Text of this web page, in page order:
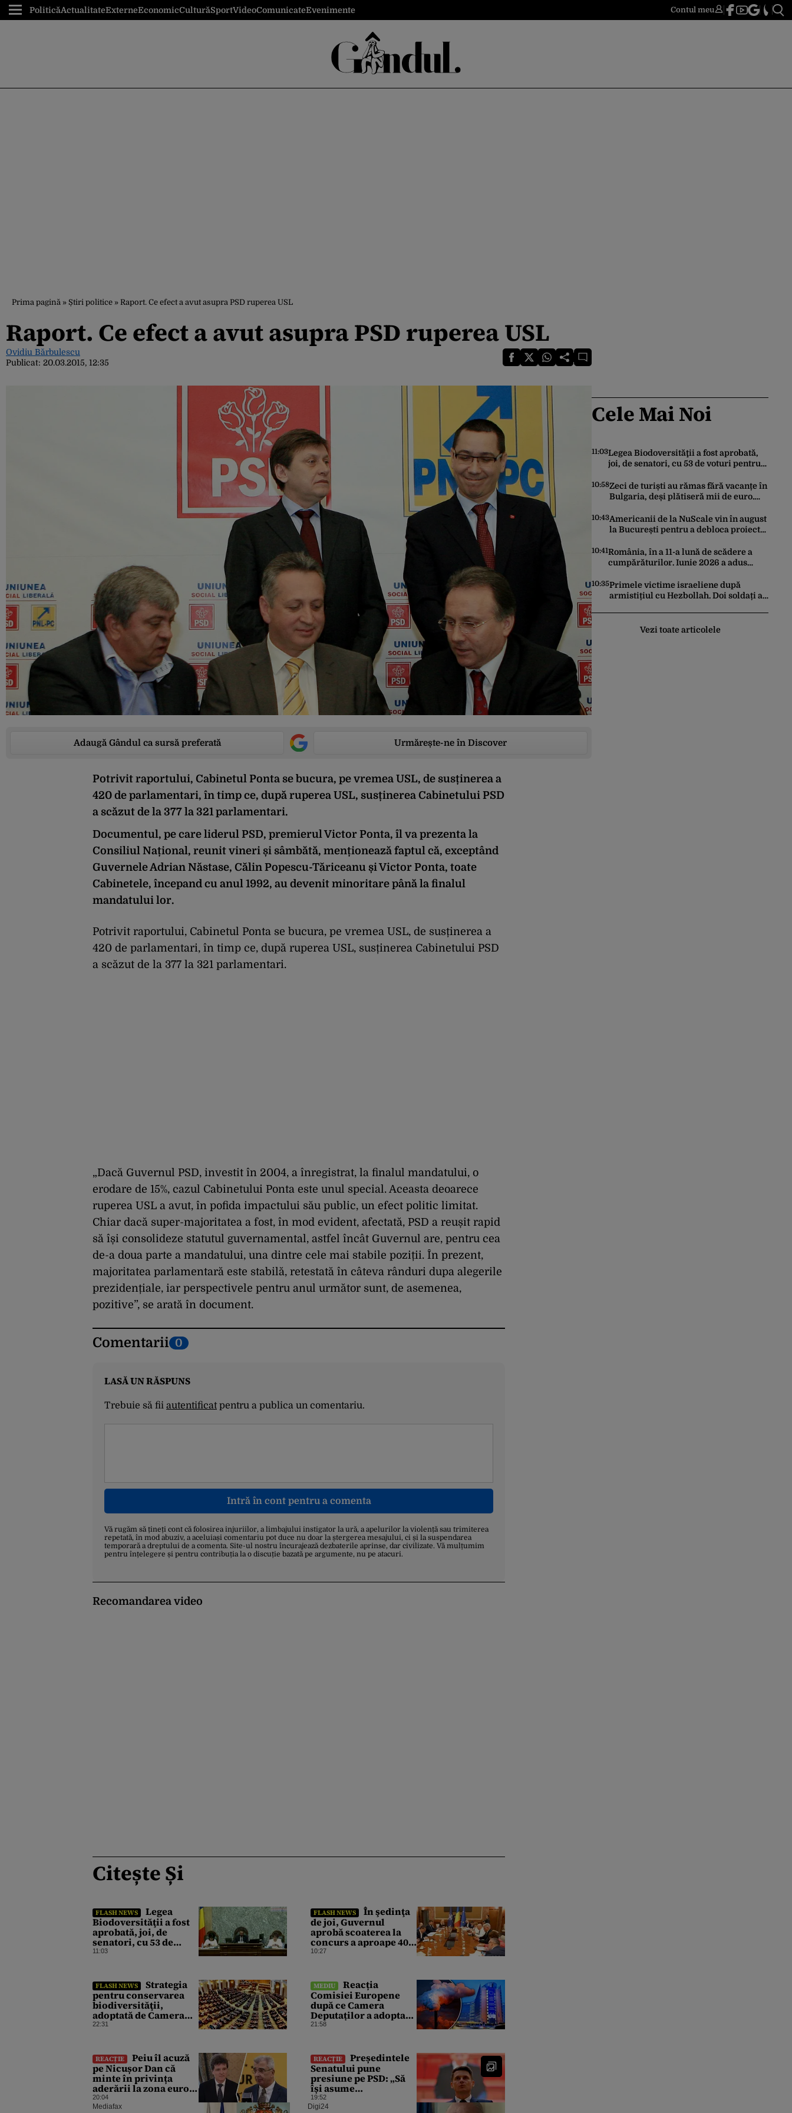
PoliticăActualitateExterneEconomicCulturăSportVideoComunicateEvenimente Contul meu
Prima pagină » Știri politice » Raport. Ce efect a avut asupra PSD ruperea USL
Raport. Ce efect a avut asupra PSD ruperea USL
Ovidiu Bărbulescu
Publicat: 20.03.2015, 12:35
Adaugă Gândul ca sursă preferată Urmărește-ne în Discover
Potrivit raportului, Cabinetul Ponta se bucura, pe vremea USL, de susținerea a
420 de parlamentari, în timp ce, după ruperea USL, susținerea Cabinetului PSD
a scăzut de la 377 la 321 parlamentari.
Documentul, pe care liderul PSD, premierul Victor Ponta, îl va prezenta la
Consiliul Național, reunit vineri și sâmbătă, menționează faptul că, exceptând
Guvernele Adrian Năstase, Călin Popescu-Tăriceanu și Victor Ponta, toate
Cabinetele, începand cu anul 1992, au devenit minoritare până la finalul
mandatului lor.
Potrivit raportului, Cabinetul Ponta se bucura, pe vremea USL, de susținerea a
420 de parlamentari, în timp ce, după ruperea USL, susținerea Cabinetului PSD
a scăzut de la 377 la 321 parlamentari.
„Dacă Guvernul PSD, investit în 2004, a înregistrat, la finalul mandatului, o
erodare de 15%, cazul Cabinetului Ponta este unul special. Aceasta deoarece
ruperea USL a avut, în pofida impactului său public, un efect politic limitat.
Chiar dacă super-majoritatea a fost, în mod evident, afectată, PSD a reușit rapid
să își consolideze statutul guvernamental, astfel încât Guvernul are, pentru cea
de-a doua parte a mandatului, una dintre cele mai stabile poziții. În prezent,
majoritatea parlamentară este stabilă, retestată în câteva rânduri dupa alegerile
prezidențiale, iar perspectivele pentru anul următor sunt, de asemenea,
pozitive”, se arată în document.
Comentarii 0
LASĂ UN RĂSPUNS
Trebuie să fii autentificatpentru a publica un comentariu.
Intră în cont pentru a comenta
Vă rugăm să țineți cont că folosirea injuriilor, a limbajului instigator la ură, a apelurilor la violență sau trimiterea
repetată, în mod abuziv, a aceluiași comentariu pot duce nu doar la ștergerea mesajului, ci și la suspendarea
temporară a dreptului de a comenta. Site-ul nostru încurajează dezbaterile aprinse, dar civilizate. Vă mulțumim
pentru înțelegere și pentru contribuția la o discuție bazată pe argumente, nu pe atacuri.
Recomandarea video
Citește Și
FLASH NEWS
Legea
Biodoversităţii a fost
aprobată, joi, de
senatori, cu 53 de
voturi pentru şi 18
11:03
FLASH NEWS
În şedinţa
de joi, Guvernul
aprobă scoaterea la
concurs a aproape 400
de posturi vacante la
Hidroelectrica
10:27
FLASH NEWS
Strategia
pentru conservarea
biodiversităţii,
adoptată de Camera
Deputaţilor. USR
amendamentele PSD
pentru a nu bloca un
jalon PNRR
22:31
MEDIU
Reacția
Comisiei Europene
după ce Camera
Deputaților a adoptat
Legea decarbonizării:
21:58
REACȚIE
Peiu îl acuză
pe Nicușor Dan că
minte în privința
aderării la zona euro:
„Nu există niciun
consens”
20:04
REACȚIE
Președintele
Senatului pune
presiune pe PSD: „Să
își asume
responsabilitatea”
dacă România pierde
19:52
Mediafax Digi24
Cele Mai Noi
11:03Legea Biodoversităţii a fost aprobată,
joi, de senatori, cu 53 de voturi pentru
10:58Zeci de turiști au rămas fără vacanțe în
Bulgaria, deși plătiseră mii de euro.
pe o zi pe alta
10:43Americanii de la NuScale vin în august
la București pentru a debloca proiectul
10:41România, în a 11-a lună de scădere a
cumpărăturilor. Iunie 2026 a adus
INS
10:35Primele victime israeliene după
armistițiul cu Hezbollah. Doi soldați au
Vezi toate articolele